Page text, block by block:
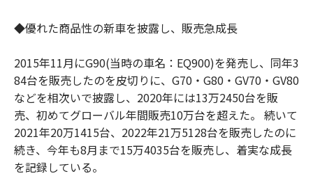
◆優れた商品性の新車を披露し、販売急成長
2015年11月にG90(当時の車名：EQ900)を発売し、同年3
84台を販売したのを皮切りに、G70・G80・GV70・GV80
などを相次いで披露し、2020年には13万2450台を販
売、初めてグローバル年間販売10万台を超えた。 続いて
2021年20万1415台、2022年21万5128台を販売したのに
続き、今年も8月まで15万4035台を販売し、着実な成長
を記録している。